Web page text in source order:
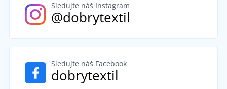
Sledujte náš Instagram
@dobrytextil
Sledujte náš Facebook
dobrytextil